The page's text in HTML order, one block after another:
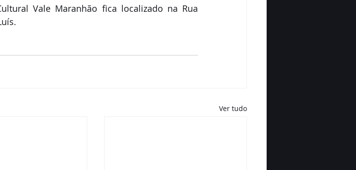
Vale Maranhão fica localizado na Rua
Ver tudo